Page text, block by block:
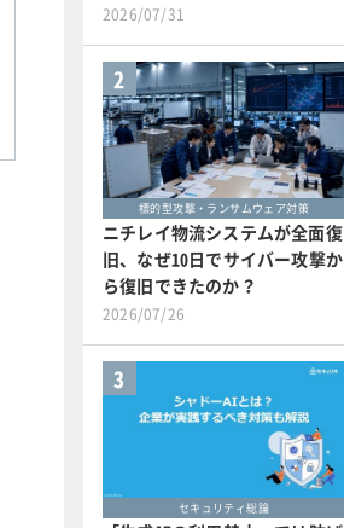
2026/07/31
2
標的型攻撃・ランサムウェア対策
ニチレイ物流システムが全面復
旧、なぜ10日でサイバー攻撃か
ら復旧できたのか？
2026/07/26
3
セキュリティ総論